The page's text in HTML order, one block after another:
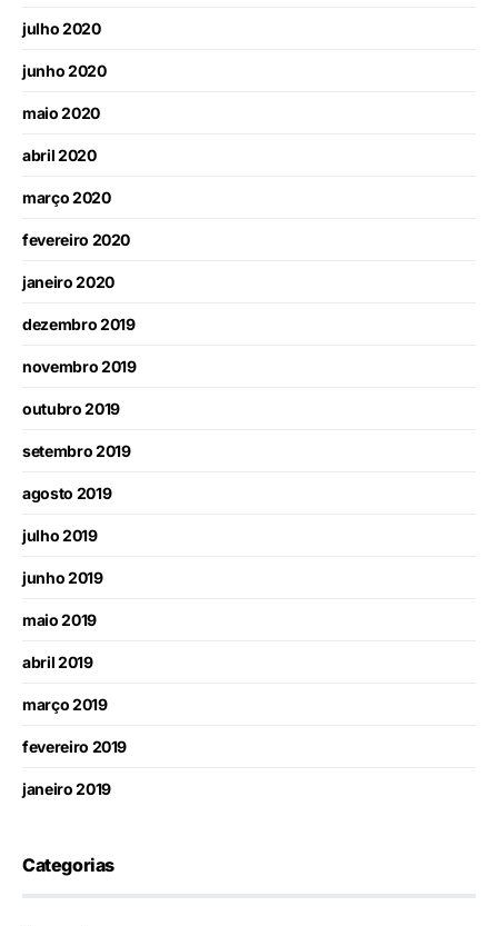
julho 2020
junho 2020
maio 2020
abril 2020
março 2020
fevereiro 2020
janeiro 2020
dezembro 2019
novembro 2019
outubro 2019
setembro 2019
agosto 2019
julho 2019
junho 2019
maio 2019
abril 2019
março 2019
fevereiro 2019
janeiro 2019
Categorias